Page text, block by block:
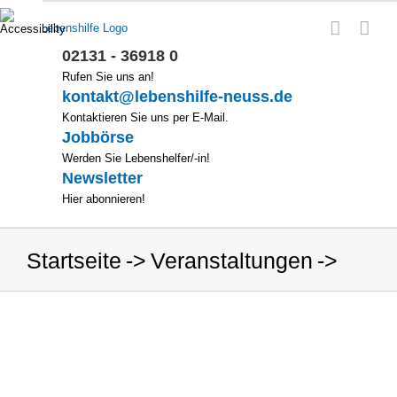
Zum
Inhalt
02131 - 36918 0
Rufen Sie uns an!
kontakt@lebenshilfe-neuss.de
Kontaktieren Sie uns per E-Mail.
Jobbörse
Werden Sie Lebenshelfer/-in!
Newsletter
Hier abonnieren!
Startseite Veranstaltungen